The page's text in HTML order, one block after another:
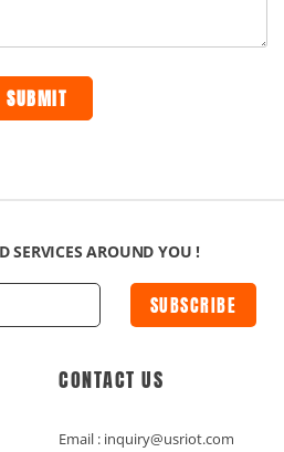
SERVICES AROUND YOU !
SUBSCRIBE
CONTACT US
Email : inquiry@usriot.com